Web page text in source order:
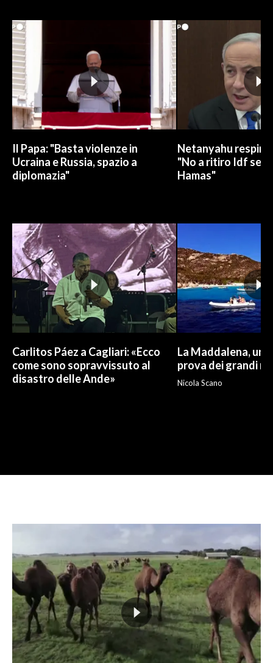
INFO AZIENDE
ABBONATI
ANNUNCI
NECROLOGI
PUBBLICITÀ
SPIAGGE
Il Papa: "Basta violenze in
Ucraina e Russia, spazio a
diplomazia"
Netanyahu
"No a ritiro Idf
Hamas"
Carlitos Páez a Cagliari: «Ecco
come sono sopravvissuto al
disastro delle Ande»
La Maddalena, un
prova dei grandi
Nicola Scano